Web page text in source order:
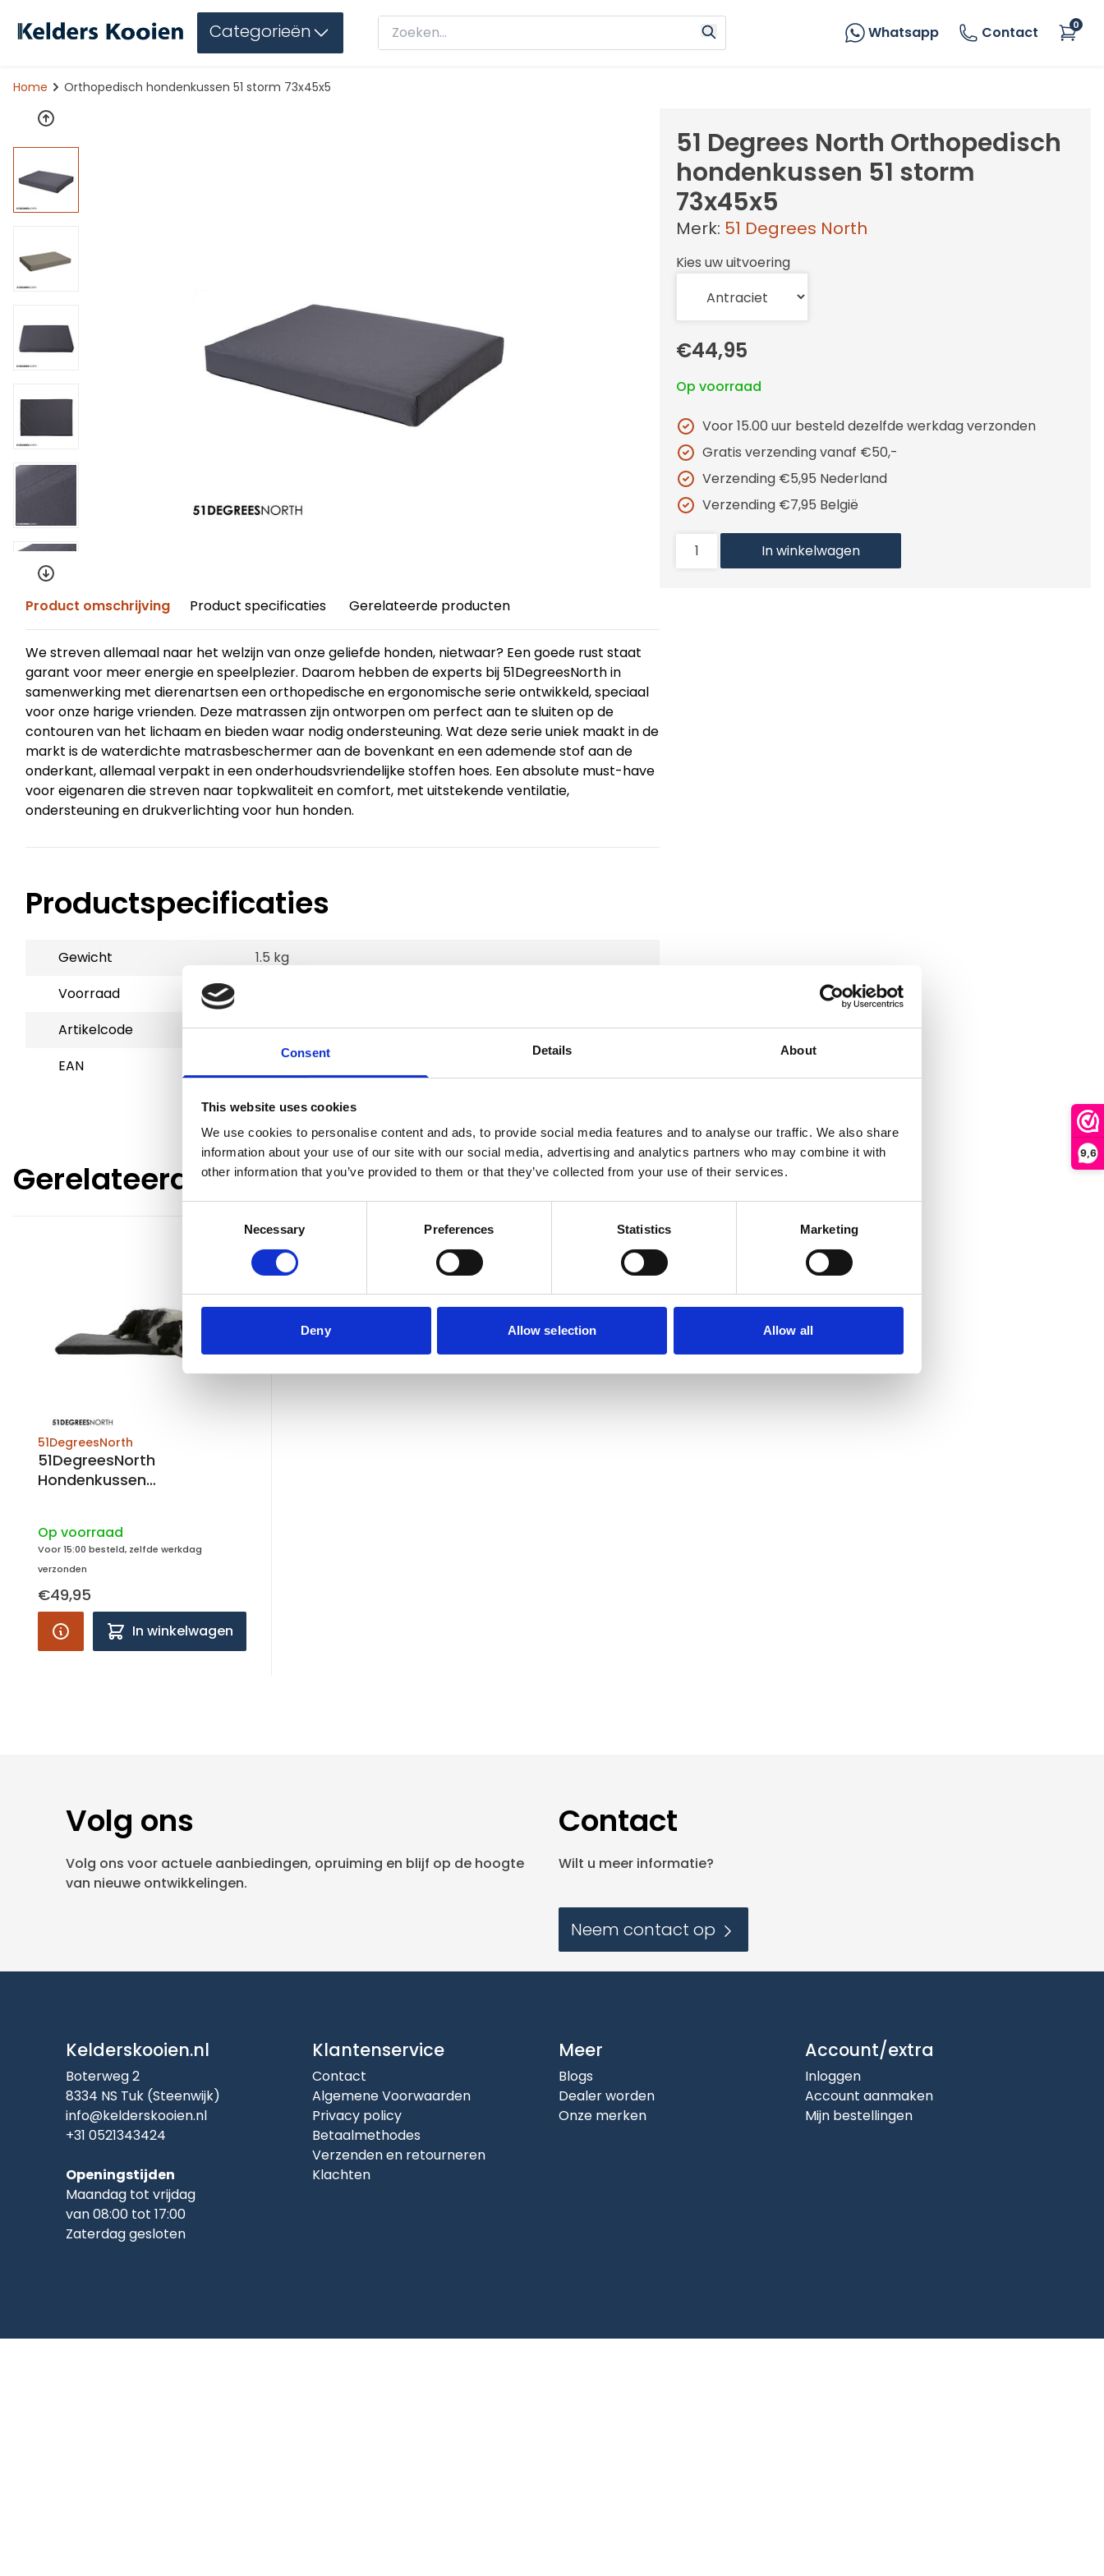
Consent Details About
This website uses cookies
We use cookies to personalise content and ads, to provide social media features and to analyse our traffic. We also share
information about your use of our site with our social media, advertising and analytics partners who may combine it with
other information that you’ve provided to them or that they’ve collected from your use of their services.
Necessary Preferences Statistics Marketing
Deny Allow selection Allow all
9,6
Categorieën Whatsapp Contact 0
Home Orthopedisch hondenkussen 51 storm 73x45x5
Product omschrijving Product specificaties Gerelateerde producten
We streven allemaal naar het welzijn van onze geliefde honden, nietwaar? Een goede rust staat
garant voor meer energie en speelplezier. Daarom hebben de experts bij 51DegreesNorth in
samenwerking met dierenartsen een orthopedische en ergonomische serie ontwikkeld, speciaal
voor onze harige vrienden. Deze matrassen zijn ontworpen om perfect aan te sluiten op de
contouren van het lichaam en bieden waar nodig ondersteuning. Wat deze serie uniek maakt in de
markt is de waterdichte matrasbeschermer aan de bovenkant en een ademende stof aan de
onderkant, allemaal verpakt in een onderhoudsvriendelijke stoffen hoes. Een absolute must-have
voor eigenaren die streven naar topkwaliteit en comfort, met uitstekende ventilatie,
ondersteuning en drukverlichting voor hun honden.
Productspecificaties
Gewicht
1.5 kg
Voorraad
Artikelcode
801181
EAN
51 Degrees North Orthopedisch
hondenkussen 51 storm
73x45x5
Merk: 51 Degrees North
Kies uw uitvoering
€44,95
Op voorraad
Voor 15.00 uur besteld dezelfde werkdag verzonden
Gratis verzending vanaf €50,-
Verzending €5,95 Nederland
Verzending €7,95 België
In winkelwagen
Gerelateerde producten
51DegreesNorth
51DegreesNorth
Hondenkussen
Op voorraad
Voor 15:00 besteld, zelfde werkdag
verzonden
€49,95
In winkelwagen
Volg ons
Volg ons voor actuele aanbiedingen, opruiming en blijf op de hoogte
van nieuwe ontwikkelingen.
Contact
Wilt u meer informatie?
Neem contact op
Kelderskooien.nl
Boterweg 2
8334 NS Tuk (Steenwijk)
info@kelderskooien.nl
+31 0521343424
Openingstijden
Maandag tot vrijdag
van 08:00 tot 17:00
Zaterdag gesloten
Klantenservice
Contact
Algemene Voorwaarden
Privacy policy
Betaalmethodes
Verzenden en retourneren
Klachten
Meer
Blogs
Dealer worden
Onze merken
Account/extra
Inloggen
Account aanmaken
Mijn bestellingen